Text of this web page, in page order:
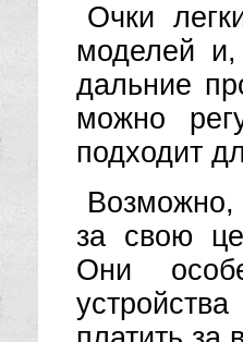
Очки
моделей и,
дальние
можно
подходит
Возможно,
за свою
Они